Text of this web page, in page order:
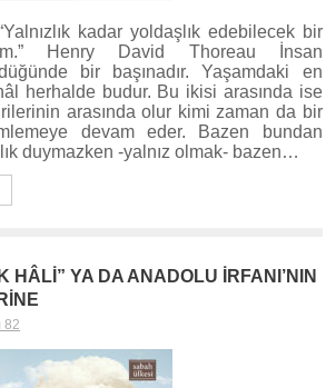
kadar yoldaşlık edebilecek bir
Henry David Thoreau İnsan
bir başınadır. Yaşamdaki en
herhalde budur. Bu ikisi arasında ise
arasında olur kimi zaman da bir
devam eder. Bazen bundan
duymazken -yalnız olmak- bazen…
HÂLİ” YA DA ANADOLU İRFANI’NIN
82